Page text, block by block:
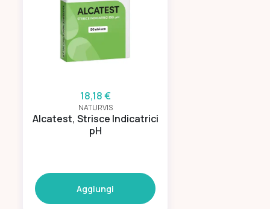
18,18 €
NATURVIS
Alcatest, Strisce Indicatrici
pH
Aggiungi